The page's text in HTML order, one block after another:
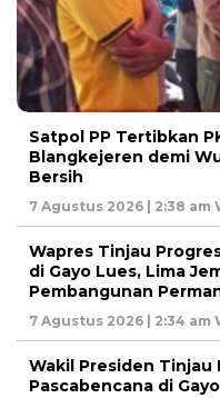
Satpol PP Tertibkan
Blangkejeren demi
Bersih
7 Agustus 2026 | 2:38 am
Wapres Tinjau
di Gayo Lues, Lima
Pembangunan
7 Agustus 2026 | 2:34 am
Wakil Presiden Tinjau
Pascabencana di